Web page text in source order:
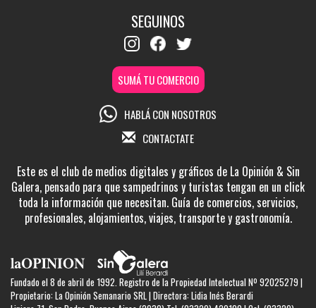
SEGUINOS
SUMÁ TU COMERCIO
HABLÁ CON NOSOTROS
CONTACTATE
Este es el club de medios digitales y gráficos de La Opinión & Sin
Galera, pensado para que sampedrinos y turistas tengan en un click
toda la información que necesitan. Guía de comercios, servicios,
profesionales, alojamientos, viajes, transporte y gastronomía.
Fundado el 8 de abril de 1992. Registro de la Propiedad Intelectual Nº 92025279 |
Propietario: La Opinión Semanario SRL | Directora: Lidia Inés Berardi